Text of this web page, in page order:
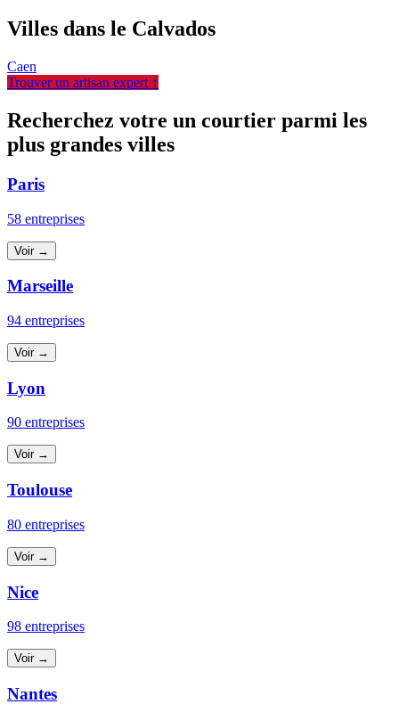
Villes dans le Calvados
Caen
Trouver un artisan expert ↑
Recherchez votre un courtier parmi les
plus grandes villes
Paris
58 entreprises
Voir →
Marseille
94 entreprises
Voir →
Lyon
90 entreprises
Voir →
Toulouse
80 entreprises
Voir →
Nice
98 entreprises
Voir →
Nantes